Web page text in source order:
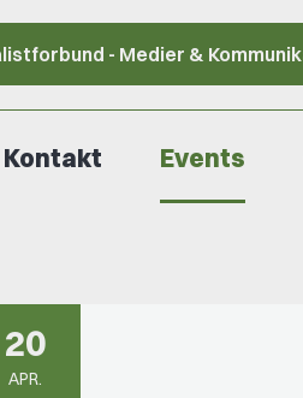
- Medier &
Kontakt Events
20
APR.